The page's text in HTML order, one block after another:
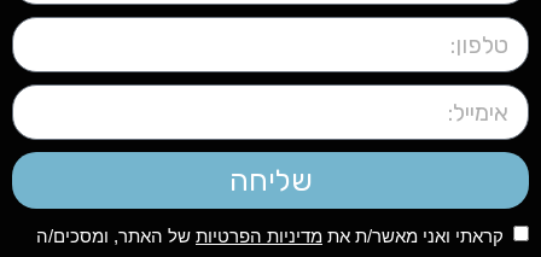
שליחה
קראתי ואני מאשר/ת את מדיניות הפרטיות של האתר, ומסכים/ה